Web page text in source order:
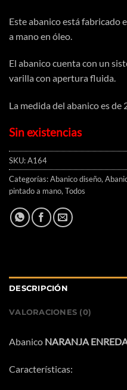
Este abanico está fabricado
a mano en óleo.
El abanico cuenta con un
varilla con apertura fluida.
La medida del abanico es de
Sin existencias
SKU:A164
Categorías:Abanico diseño,
pintado a mano, Todos
DESCRIPCIÓN
VALORACIONES (0)
Abanico NARANJA
Características: